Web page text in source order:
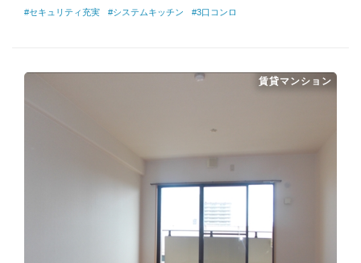
#セキュリティ充実 #システムキッチン #3口コンロ
賃貸マンション